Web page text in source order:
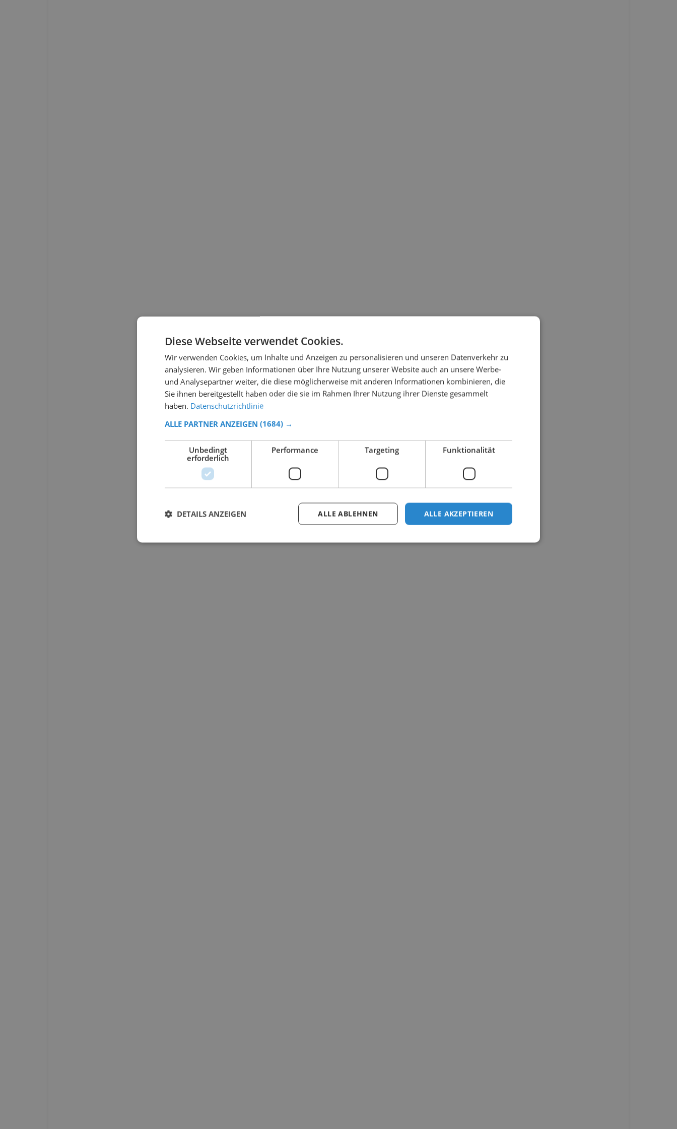
Diese Webseite verwendet Cookies.
Wir verwenden Cookies, um Inhalte und Anzeigen zu personalisieren und unseren Datenverkehr zu
analysieren. Wir geben Informationen über Ihre Nutzung unserer Website auch an unsere Werbe-
und Analysepartner weiter, die diese möglicherweise mit anderen Informationen kombinieren, die
Sie ihnen bereitgestellt haben oder die sie im Rahmen Ihrer Nutzung ihrer Dienste gesammelt
haben. Datenschutzrichtlinie
ALLE PARTNER ANZEIGEN (1684) →
Unbedingt
erforderlich
Performance Targeting Funktionalität
ALLE AKZEPTIEREN
ALLE ABLEHNEN
DETAILS ANZEIGEN